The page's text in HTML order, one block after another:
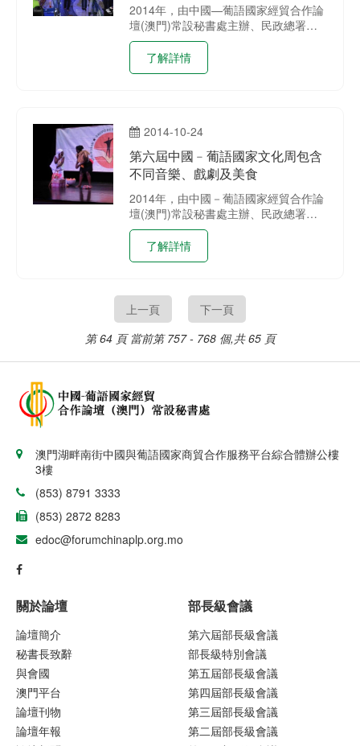
2014年，由中國—葡語國家經貿合作論
壇(澳門)常設秘書處主辦、民政總署及
旅遊局協辦的「第六屆中國─葡語國家
文化週」，於本年10月21日至30日分別
在氹仔嘉模墟、澳門議事亭前地、大三
點進行活動，為全澳市民及遊客呈獻系
列充滿中西文化而又獨特的節目, 充分發
揮澳門中葡平台作用。
了解詳情
2014-10-24
第六屆中國﹣葡語國家文化周包含
不同音樂、戲劇及美食
2014年，由中國－葡語國家經貿合作論
壇(澳門)常設秘書處主辦、民政總署及
旅遊局協辦的「第六屆中國─葡語國家
文化週」，將於本年10月21日至30日分
別在氹仔嘉模墟、澳門議事亭前地、大
怡基金會畫廊及陸軍俱樂部畫廊等多個
地點進行活動，為全澳市民及遊客呈獻
系列充滿中西文化而又獨特的節目, 充分
了解詳情
上一頁
下一頁
第 64 頁 當前第 757 - 768 個,共 65 頁
澳門湖畔南街中國與葡語國家商貿合作服務平台綜合體辦公樓
3樓
(853) 8791 3333
(853) 2872 8283
edoc@forumchinaplp.org.mo
關於論壇
論壇簡介
秘書長致辭
與會國
澳門平台
論壇刊物
論壇年報
部長級會議
第六屆部長級會議
部長級特別會議
第五屆部長級會議
第四屆部長級會議
第三屆部長級會議
第二屆部長級會議